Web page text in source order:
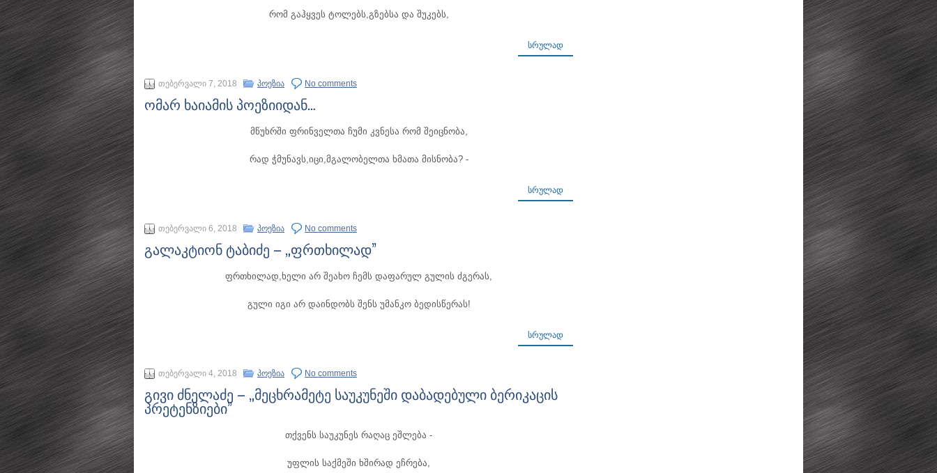
რომ გაჰყვეს ტოლებს,გზებსა და შუკებს,
ᲡᲠᲣᲚᲐᲓ
თებერვალი 7, 2018 პოეზია No comments
ომარ ხაიამის პოეზიიდან…
მწუხრში ფრინველთა ჩუმი კვნესა რომ შეიცნობა,
რად ჭმუნავს,იცი,მგალობელთა ხმათა მისნობა? -
ᲡᲠᲣᲚᲐᲓ
თებერვალი 6, 2018 პოეზია No comments
გალაკტიონ ტაბიძე – „ფრთხილად”
ფრთხილად,ხელი არ შეახო ჩემს დაფარულ გულის ძგერას,
გული იგი არ დაინდობს შენს უმანკო ბედისწერას!
ᲡᲠᲣᲚᲐᲓ
თებერვალი 4, 2018 პოეზია No comments
გივი ძნელაძე – „მეცხრამეტე საუკუნეში დაბადებული ბერიკაცის
პრეტენზიები”
თქვენს საუკუნეს რაღაც ეშლება -
უფლის საქმეში ხშირად ეჩრება,